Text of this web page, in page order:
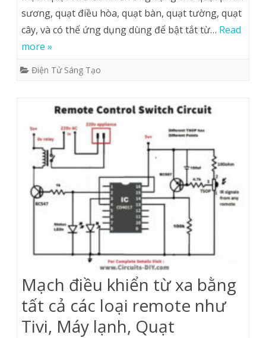
sương, quạt điều hòa, quạt bàn, quạt tường, quạt
cây, và có thể ứng dụng dùng để bật tắt từ… Read
more »
Điện Tử Sáng Tạo
Mạch điều khiển từ xa bằng
tất cả các loại remote như
Tivi, Máy lạnh, Quạt